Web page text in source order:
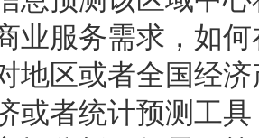
业服务需求，如
地区或者全国经
或者统计预测工